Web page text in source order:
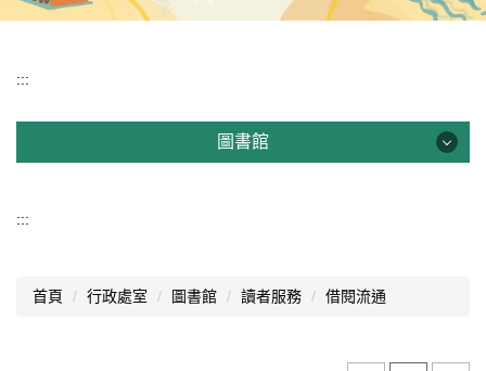
:::
圖書館
館藏查詢
:::
首頁 行政處室 圖書館 讀者服務 借閱流通